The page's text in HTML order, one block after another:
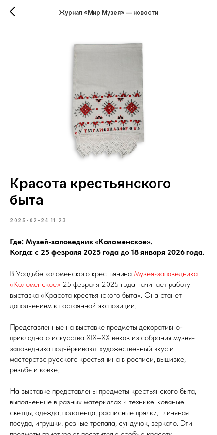
Журнал «Мир Музея» — новости
Красота крестьянского
быта
2025-02-24 11:23
Где: Музей-заповедник «Коломенское».
Когда: с 25 февраля 2025 года до 18 января 2026 года.
В Усадьбе коломенского крестьянина Музея-заповедника
«Коломенское» 25 февраля 2025 года начинает работу
выставка «Красота крестьянского быта». Она станет
дополнением к постоянной экспозиции.
Представленные на выставке предметы декоративно-
прикладного искусства XIX–XX веков из собрания музея-
заповедника подчёркивают художественный вкус и
мастерство русского крестьянина в росписи, вышивке,
резьбе и ковке.
На выставке представлены предметы крестьянского быта,
выполненные в разных материалах и технике: кованые
светцы, одежда, полотенца, расписные прялки, глиняная
посуда, игрушки, резные трепала, сундучок, зеркало. Эти